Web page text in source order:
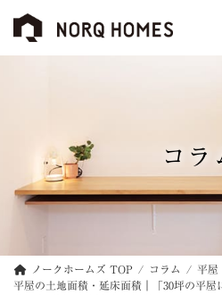
コラ
ノークホームズ TOP コラム
平屋
平屋の土地面積・延床面積｜「30坪の平